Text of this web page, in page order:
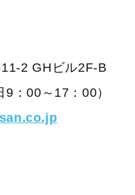
2 GHビル2F-B
：00～17：00）